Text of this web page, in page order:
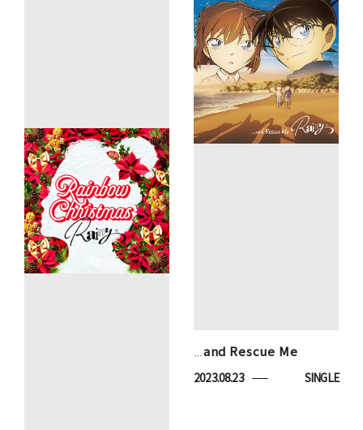
and Rescue Me
2023.08.23 SINGLE